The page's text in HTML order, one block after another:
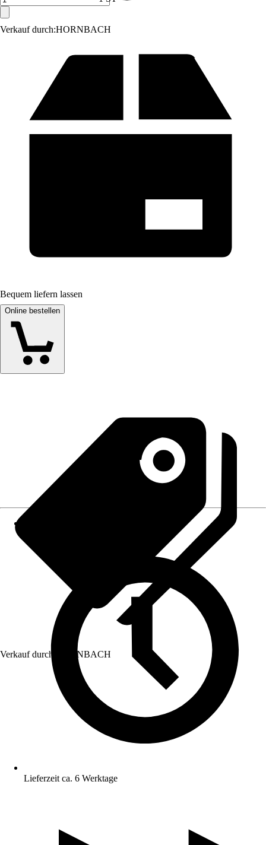
Verkauf durch:HORNBACH
Bequem liefern lassen
Online bestellen
Verkauf durch: HORNBACH
Lieferzeit ca. 6 Werktage